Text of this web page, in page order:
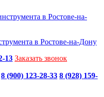
в Ростове-на-Дону
13 Заказать звонок
8 (900) 123-28-33 8 (928) 159-